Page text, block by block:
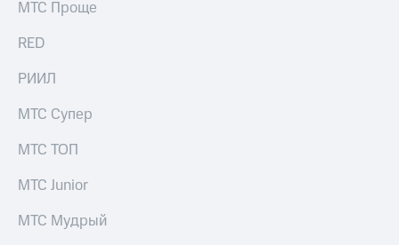
МТС Проще
RED
РИИЛ
МТС Супер
МТС ТОП
МТС Junior
МТС Мудрый